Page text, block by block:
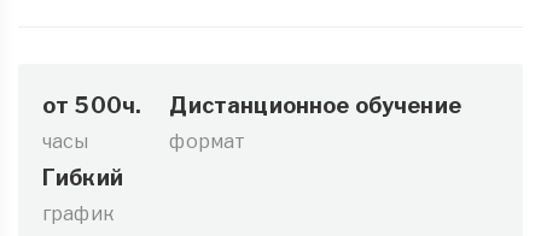
от 500ч.
часы
Дистанционное обучение
формат
Гибкий
график